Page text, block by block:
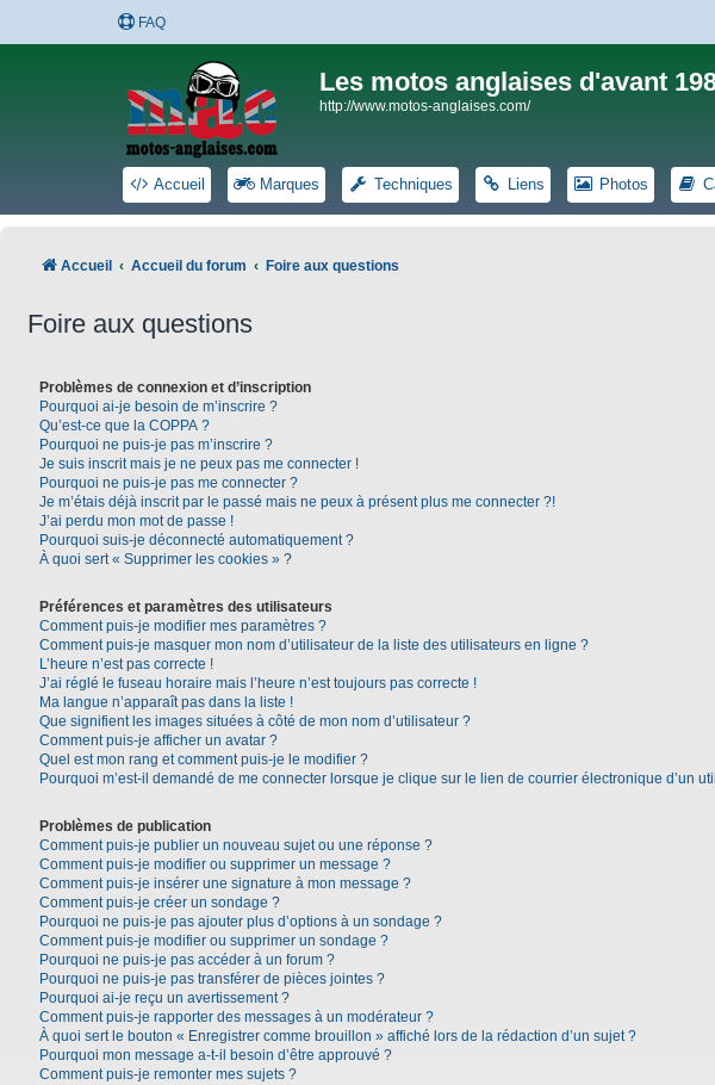
FAQ
Les motos anglaises d'avant
http://www.motos-anglaises.com/
Accueil Marques Techniques Liens Photos
Accueil Accueil du forum Foire aux questions
Foire aux questions
Problèmes de connexion et d’inscription
Pourquoi ai-je besoin de m’inscrire ?
Qu’est-ce que la COPPA ?
Pourquoi ne puis-je pas m’inscrire ?
Je suis inscrit mais je ne peux pas me connecter !
Pourquoi ne puis-je pas me connecter ?
Je m’étais déjà inscrit par le passé mais ne peux à présent plus me connecter ?!
J’ai perdu mon mot de passe !
Pourquoi suis-je déconnecté automatiquement ?
À quoi sert « Supprimer les cookies » ?
Préférences et paramètres des utilisateurs
Comment puis-je modifier mes paramètres ?
Comment puis-je masquer mon nom d’utilisateur de la liste des utilisateurs en ligne ?
L’heure n’est pas correcte !
J’ai réglé le fuseau horaire mais l’heure n’est toujours pas correcte !
Ma langue n’apparaît pas dans la liste !
Que signifient les images situées à côté de mon nom d’utilisateur ?
Comment puis-je afficher un avatar ?
Quel est mon rang et comment puis-je le modifier ?
Pourquoi m’est-il demandé de me connecter lorsque je clique sur le lien de courrier électronique d’un
Problèmes de publication
Comment puis-je publier un nouveau sujet ou une réponse ?
Comment puis-je modifier ou supprimer un message ?
Comment puis-je insérer une signature à mon message ?
Comment puis-je créer un sondage ?
Pourquoi ne puis-je pas ajouter plus d’options à un sondage ?
Comment puis-je modifier ou supprimer un sondage ?
Pourquoi ne puis-je pas accéder à un forum ?
Pourquoi ne puis-je pas transférer de pièces jointes ?
Pourquoi ai-je reçu un avertissement ?
Comment puis-je rapporter des messages à un modérateur ?
À quoi sert le bouton « Enregistrer comme brouillon » affiché lors de la rédaction d’un sujet ?
Pourquoi mon message a-t-il besoin d’être approuvé ?
Comment puis-je remonter mes sujets ?